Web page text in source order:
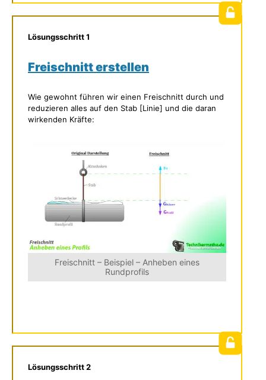
Lösungsschritt 1
Freischnitt erstellen
Wie gewohnt führen wir einen Freischnitt durch und
reduzieren alles auf den Stab [Linie] und die daran
wirkenden Kräfte:
Freischnitt – Beispiel – Anheben eines
Rundprofils
Lösungsschritt 2